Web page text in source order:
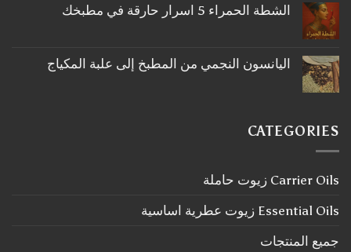
اكليل
الجبل
على
الجانب
الشطة الحمراء 5 اسرار حارقة في مطبخك
على
الشطة
في
مطبخك
اليانسون النجمي من المطبخ إلى علبة المكياج
اليانسون
النجمي
علبة
المكياج
CATEGORIES
Carrier Oils زيوت حاملة
Essential Oils زيوت عطرية اساسية
جميع المنتجات